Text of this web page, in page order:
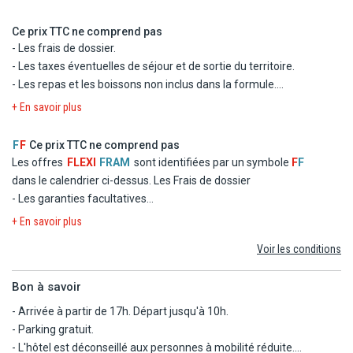
- La formule Tout inclus
- Les taxes d'aéroport et de solidarité
- Le transfert
Ce prix TTC ne comprend pas
- Les frais de dossier.
- Les taxes éventuelles de séjour et de sortie du territoire.
- Les repas et les boissons non inclus dans la formule.
- Les dépenses d'ordre personnel
au programme.
- Les repas éventuels aux escales.
- Les garanties assistance, rapatriement, frais médicaux et
d'hospitalisation, assistance juridique et pénale.
+ En savoir plus
F F Ce prix TTC ne comprend pas
Les offres FLEXI FRAM sont identifiées par un symbole FF
dans le calendrier ci-dessus.
Les Frais de dossier
- Les garanties facultatives
- Les autres repas et les boissons
+ En savoir plus
Voir les conditions
Bon à savoir
- Arrivée à partir de 17h. Départ jusqu'à 10h.
- Parking gratuit.
- L'hôtel est déconseillé aux personnes à mobilité réduite.